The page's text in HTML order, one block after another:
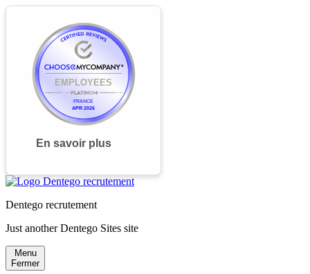
Dentego recrutement
Just another Dentego Sites site
Menu
Fermer